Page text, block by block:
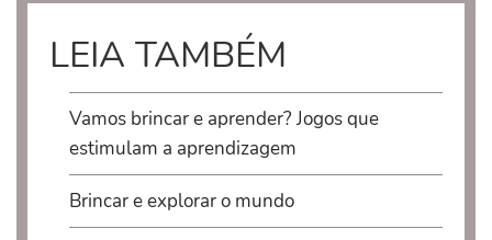
LEIA TAMBÉM
Vamos brincar e aprender? Jogos que
estimulam a aprendizagem
Brincar e explorar o mundo